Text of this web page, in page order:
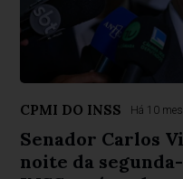
CPMI DO INSS Há 10
Senador Carlos
noite da